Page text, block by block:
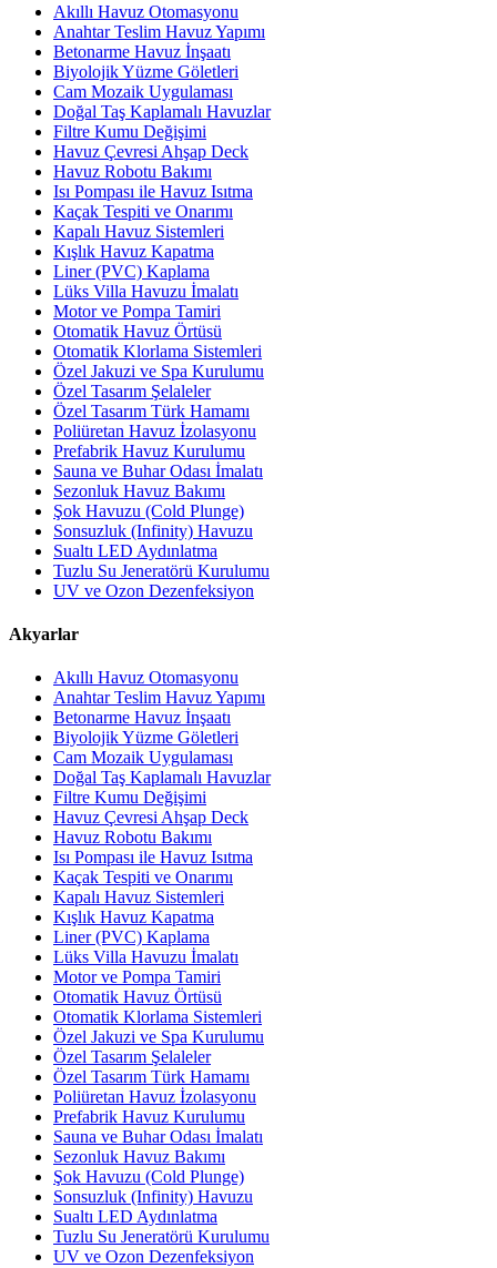
Akıllı Havuz Otomasyonu
Anahtar Teslim Havuz Yapımı
Betonarme Havuz İnşaatı
Biyolojik Yüzme Göletleri
Cam Mozaik Uygulaması
Doğal Taş Kaplamalı Havuzlar
Filtre Kumu Değişimi
Havuz Çevresi Ahşap Deck
Havuz Robotu Bakımı
Isı Pompası ile Havuz Isıtma
Kaçak Tespiti ve Onarımı
Kapalı Havuz Sistemleri
Kışlık Havuz Kapatma
Liner (PVC) Kaplama
Lüks Villa Havuzu İmalatı
Motor ve Pompa Tamiri
Otomatik Havuz Örtüsü
Otomatik Klorlama Sistemleri
Özel Jakuzi ve Spa Kurulumu
Özel Tasarım Şelaleler
Özel Tasarım Türk Hamamı
Poliüretan Havuz İzolasyonu
Prefabrik Havuz Kurulumu
Sauna ve Buhar Odası İmalatı
Sezonluk Havuz Bakımı
Şok Havuzu (Cold Plunge)
Sonsuzluk (Infinity) Havuzu
Sualtı LED Aydınlatma
Tuzlu Su Jeneratörü Kurulumu
UV ve Ozon Dezenfeksiyon
Akyarlar
Akıllı Havuz Otomasyonu
Anahtar Teslim Havuz Yapımı
Betonarme Havuz İnşaatı
Biyolojik Yüzme Göletleri
Cam Mozaik Uygulaması
Doğal Taş Kaplamalı Havuzlar
Filtre Kumu Değişimi
Havuz Çevresi Ahşap Deck
Havuz Robotu Bakımı
Isı Pompası ile Havuz Isıtma
Kaçak Tespiti ve Onarımı
Kapalı Havuz Sistemleri
Kışlık Havuz Kapatma
Liner (PVC) Kaplama
Lüks Villa Havuzu İmalatı
Motor ve Pompa Tamiri
Otomatik Havuz Örtüsü
Otomatik Klorlama Sistemleri
Özel Jakuzi ve Spa Kurulumu
Özel Tasarım Şelaleler
Özel Tasarım Türk Hamamı
Poliüretan Havuz İzolasyonu
Prefabrik Havuz Kurulumu
Sauna ve Buhar Odası İmalatı
Sezonluk Havuz Bakımı
Şok Havuzu (Cold Plunge)
Sonsuzluk (Infinity) Havuzu
Sualtı LED Aydınlatma
Tuzlu Su Jeneratörü Kurulumu
UV ve Ozon Dezenfeksiyon